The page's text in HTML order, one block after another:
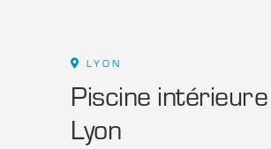
LYON
Piscine
Lyon